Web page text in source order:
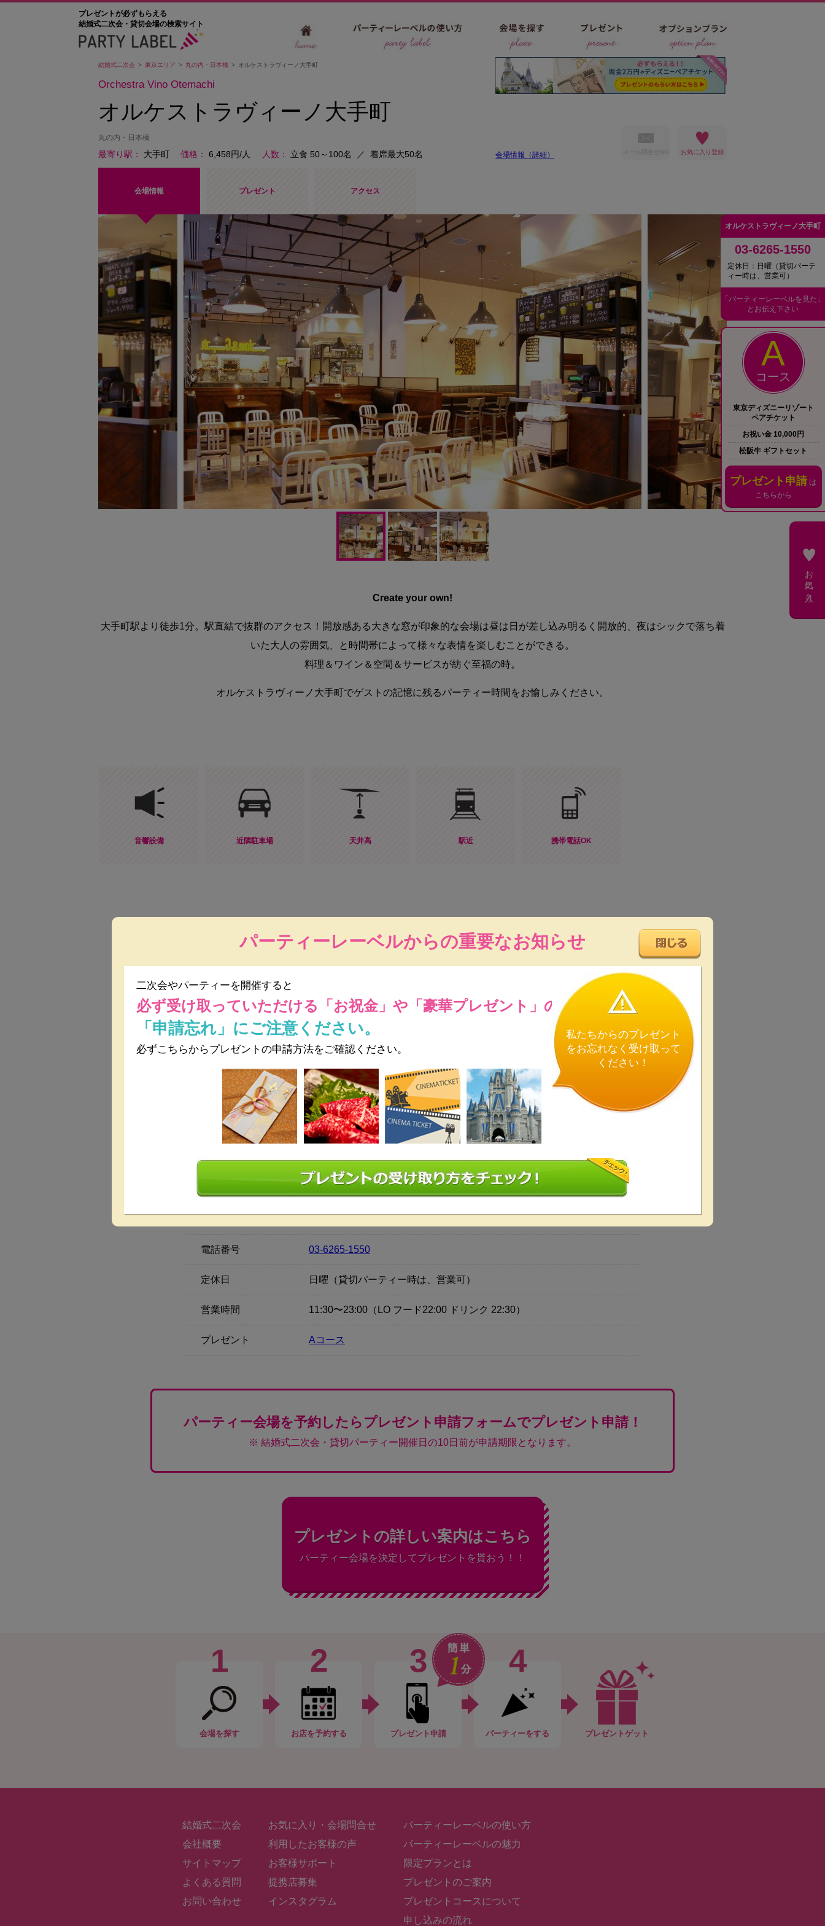
プレゼントが必ずもらえる
結婚式二次会・貸切会場の検索サイト
結婚式二次会 東京エリア 丸の内・日本橋 オルケストラヴィーノ大手町
Orchestra Vino Otemachi
オルケストラヴィーノ大手町
丸の内・日本橋
最寄り駅 大手町 価格 6,458円/人 人数 立食 50～100名 ／ 着席最大50名 会場情報（詳細）
会場情報 プレゼント アクセス
Create your own!
大手町駅より徒歩1分。駅直結で抜群のアクセス！開放感ある大きな窓が印象的な会場は昼は日が差し込み明るく開放的、夜はシックで落ち着
いた大人の雰囲気、と時間帯によって様々な表情を楽しむことができる。
料理＆ワイン＆空間＆サービスが紡ぐ至福の時。
オルケストラヴィーノ大手町でゲストの記憶に残るパーティー時間をお愉しみください。
音響設備 近隣駐車場 天井高 駅近 携帯電話OK
6,458円/人（税込・フリードリンク付）
人数
着席 ～50名
料理 イタリアン
会場使用料 無料
最低保証料
平日：30万円～ ※ 開催日時によっては保証料が変動します。
土日祝：30万円～ ※ 開催日時によっては保証料が変動します。
設備 音響設備,近隣駐車場,天井高,駅近,携帯電話OK
電話番号 03-6265-1550
定休日 日曜（貸切パーティー時は、営業可）
営業時間 11:30〜23:00（LO フード22:00 ドリンク 22:30）
プレゼント Aコース
パーティー会場を予約したらプレゼント申請フォームでプレゼント申請！
※ 結婚式二次会・貸切パーティー開催日の10日前が申請期限となります。
プレゼントの詳しい案内はこちら
パーティー会場を決定してプレゼントを貰おう！！
メール問合せNG
1
会場を探す
2
お店を予約する
3
プレゼント申請
4
パーティーをする プレゼントゲット
結婚式二次会
会社概要
サイトマップ
よくある質問
お問い合わせ
お気に入り・会場問合せ
利用したお客様の声
お客様サポート
提携店募集
インスタグラム
パーティーレーベルの使い方
パーティーレーベルの魅力
限定プランとは
プレゼントのご案内
プレゼントコースについて
申し込みの流れ
オルケストラヴィーノ大手町
03-6265-1550
定休日：日曜（貸切パーテ
ィー時は、営業可）
「パーティーレーベルを見た」
とお伝え下さい
A
コース
東京ディズニーリゾート
ペアチケット
お祝い金 10,000円
松阪牛 ギフトセット
プレゼント申請 は
こちらから
お気に入り
パーティーレーベルからの重要なお知らせ
二次会やパーティーを開催すると
必ず受け取っていただける 「お祝金」や「豪華プレゼント」の
「申請忘れ」にご注意ください。
必ずこちらからプレゼントの申請方法をご確認ください。
私たちからのプレゼント
をお忘れなく受け取って
ください！